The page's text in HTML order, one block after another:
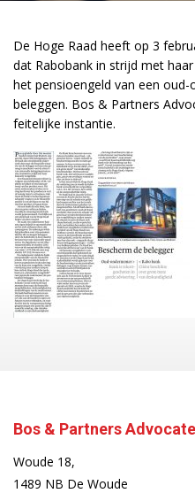
De Hoge Raad heeft op 3
dat Rabobank in strijd met
het pensioengeld van een
beleggen. Bos & Partners
feitelijke instantie.
Bos & Partners
Woude 18,
1489 NB De Woude